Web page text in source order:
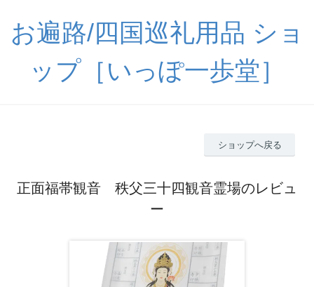
お遍路/四国巡礼用品 ショ
ップ［いっぽ一歩堂］
ショップへ戻る
正面福帯観音 秩父三十四観音霊場のレビュ
ー